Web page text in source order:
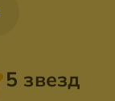
5 звезд